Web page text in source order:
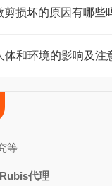
剪损坏的原因有哪些
体和环境的影响及注
等
代理